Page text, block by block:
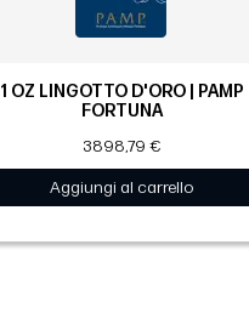
1 OZ LINGOTTO D'ORO | PAMP
FORTUNA
3898,79 €
Aggiungi al carrello